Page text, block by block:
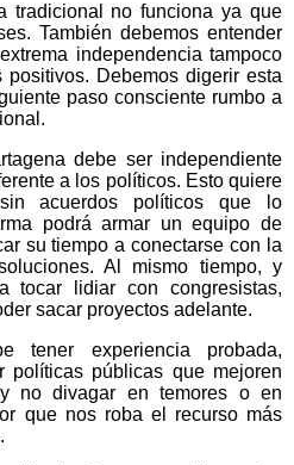
tradicional no funciona ya que
También debemos entender
independencia tampoco
positivos. Debemos digerir esta
paso consciente rumbo a
debe ser independiente
a los políticos. Esto quiere
acuerdos políticos que lo
podrá armar un equipo de
su tiempo a conectarse con la
Al mismo tiempo, y
tocar lidiar con congresistas,
sacar proyectos adelante.
tener experiencia probada,
políticas públicas que mejoren
no divagar en temores o en
que nos roba el recurso más